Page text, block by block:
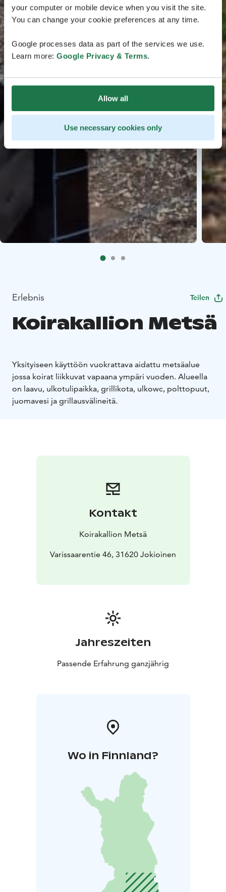
your computer or mobile device when you visit the site.
You can change your cookie preferences at any time.
Google processes data as part of the services we use.
Learn more: Google Privacy & Terms.
Allow all
Use necessary cookies only
Erlebnis Teilen
Koirakallion Metsä
Yksityiseen käyttöön vuokrattava aidattu metsäalue
jossa koirat liikkuvat vapaana ympäri vuoden. Alueella
on laavu, ulkotulipaikka, grillikota, ulkowc, polttopuut,
juomavesi ja grillausvälineitä.
Kontakt
Koirakallion Metsä
Varissaarentie 46, 31620 Jokioinen
Jahreszeiten
Passende Erfahrung ganzjährig
Wo in Finnland?